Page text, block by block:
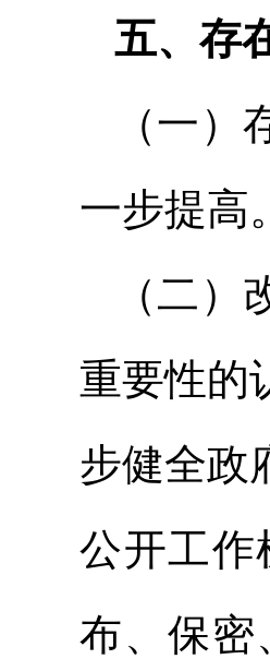
五、存
（一）
一步提高。
（二）
重要性的
步健全政
公开工作
布、保密